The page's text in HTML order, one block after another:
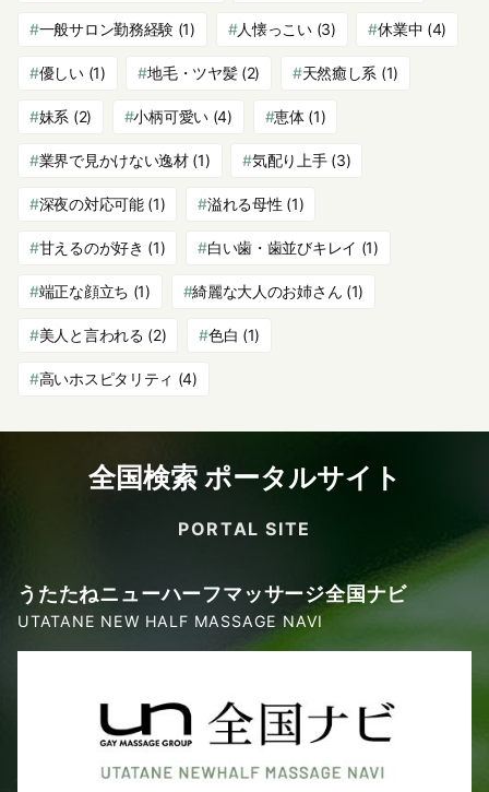
一般サロン勤務経験 (1) 人懐っこい(3) 休業中 (4)
優しい(1) 地毛・ツヤ髪(2) 天然癒し系 (1)
妹系 (2) 小柄可愛い(4) 恵体(1)
業界で見かけない逸材(1) 気配り上手(3)
深夜の対応可能(1) 溢れる母性 (1)
甘えるのが好き (1) 白い歯・歯並びキレイ (1)
端正な顔立ち (1) 綺麗な大人のお姉さん (1)
美人と言われる (2) 色白 (1)
高いホスピタリティ (4)
全国検索 ポータルサイト
PORTAL SITE
うたたねニューハーフマッサージ全国ナビ
UTATANE NEW HALF MASSAGE NAVI